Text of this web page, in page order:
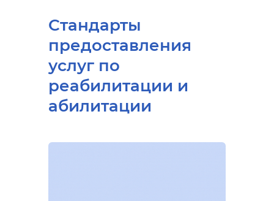
Стандарты
предоставления
услуг по
реабилитации и
абилитации